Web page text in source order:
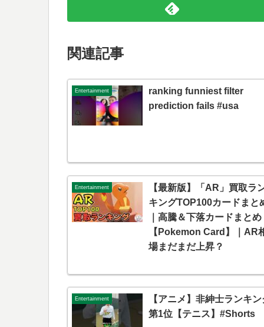
関連記事
Entertainment
ranking funniest filter
prediction fails #usa
Entertainment
【最新版】「AR」買取ラ
キングTOP100カードまと
｜高騰＆下落カードまとめ
【Pokemon Card】｜AR
場まだまだ上昇？
Entertainment
【アニメ】非紳士ランキン
第1位【テニス】#Shorts